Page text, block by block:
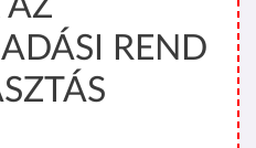
REND